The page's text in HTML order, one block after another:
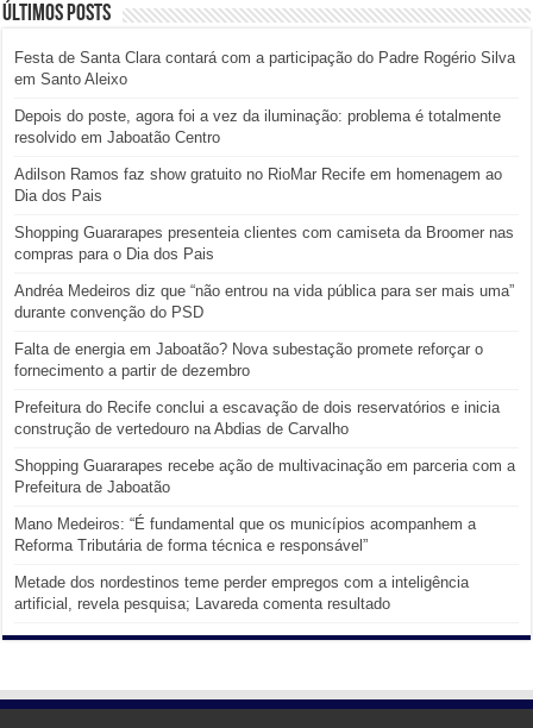
Últimos posts
Festa de Santa Clara contará com a participação do Padre Rogério Silva
em Santo Aleixo
Depois do poste, agora foi a vez da iluminação: problema é totalmente
resolvido em Jaboatão Centro
Adilson Ramos faz show gratuito no RioMar Recife em homenagem ao
Dia dos Pais
Shopping Guararapes presenteia clientes com camiseta da Broomer nas
compras para o Dia dos Pais
Andréa Medeiros diz que “não entrou na vida pública para ser mais uma”
durante convenção do PSD
Falta de energia em Jaboatão? Nova subestação promete reforçar o
fornecimento a partir de dezembro
Prefeitura do Recife conclui a escavação de dois reservatórios e inicia
construção de vertedouro na Abdias de Carvalho
Shopping Guararapes recebe ação de multivacinação em parceria com a
Prefeitura de Jaboatão
Mano Medeiros: “É fundamental que os municípios acompanhem a
Reforma Tributária de forma técnica e responsável”
Metade dos nordestinos teme perder empregos com a inteligência
artificial, revela pesquisa; Lavareda comenta resultado